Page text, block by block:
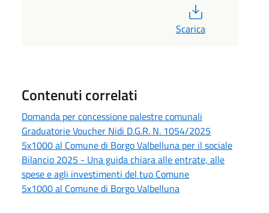
Scarica
Contenuti correlati
Domanda per concessione palestre comunali
Graduatorie Voucher Nidi D.G.R. N. 1054/2025
5x1000 al Comune di Borgo Valbelluna per il sociale
Bilancio 2025 - Una guida chiara alle entrate, alle
spese e agli investimenti del tuo Comune
5x1000 al Comune di Borgo Valbelluna